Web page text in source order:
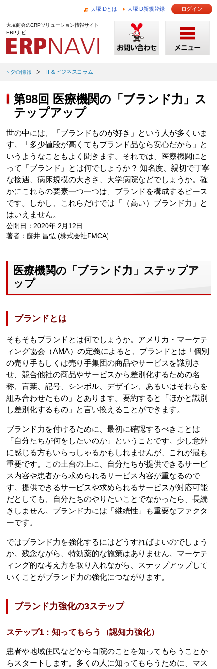
大塚IDとは 大塚ID新規登録 ログイン
大塚商会のERPソリューション情報サイト
ERPナビ
トク◎情報 IT＆ビジネスコラム
第98回 医療機関の「ブランド力」ス
テップアップ
世の中には、「ブランドものが好き」という人が多くいま
す。「多少値段が高くてもブランド品なら安心だから」と
いうようなこともよく聞きます。それでは、医療機関にと
って「ブランド」とは何でしょうか？ 知名度、親切で丁寧
な接遇、病床規模の大きさ、大学病院などでしょうか。確
かにこれらの要素一つ一つは、ブランドを構成するピース
です。しかし、これらだけでは「（高い）ブランド力」と
はいえません。
公開日：2020年 2月12日
著者：藤井 昌弘 (株式会社FMCA)
医療機関の「ブランド力」ステップア
ップ
ブランドとは
そもそもブランドとは何でしょうか。アメリカ・マーケテ
ィング協会（AMA）の定義によると、ブランドとは「個別
の売り手もしくは売り手集団の商品やサービスを識別さ
せ、競合他社の商品やサービスから差別化するための名
称、言葉、記号、シンボル、デザイン、あるいはそれらを
組み合わせたもの」とあります。要約すると「ほかと識別
し差別化するもの」と言い換えることができます。
ブランド力を付けるために、最初に確認するべきことは
「自分たちが何をしたいのか」ということです。少し意外
に感じる方もいらっしゃるかもしれませんが、これが最も
重要です。この土台の上に、自分たちが提供できるサービ
ス内容や患者から求められるサービス内容が重なるので
す。提供できるサービスや求められるサービスが対応可能
だとしても、自分たちのやりたいことでなかったら、長続
きしません。ブランド力には「継続性」も重要なファクタ
ーです。
ではブランド力を強化するにはどうすればよいのでしょう
か。残念ながら、特効薬的な施策はありません。マーケテ
ィング的な考え方を取り入れながら、ステップアップして
いくことがブランド力の強化につながります。
ブランド力強化の3ステップ
ステップ1：知ってもらう（認知力強化）
患者や地域住民などから自院のことを知ってもらうことか
らスタートします。多くの人に知ってもらうために、マス